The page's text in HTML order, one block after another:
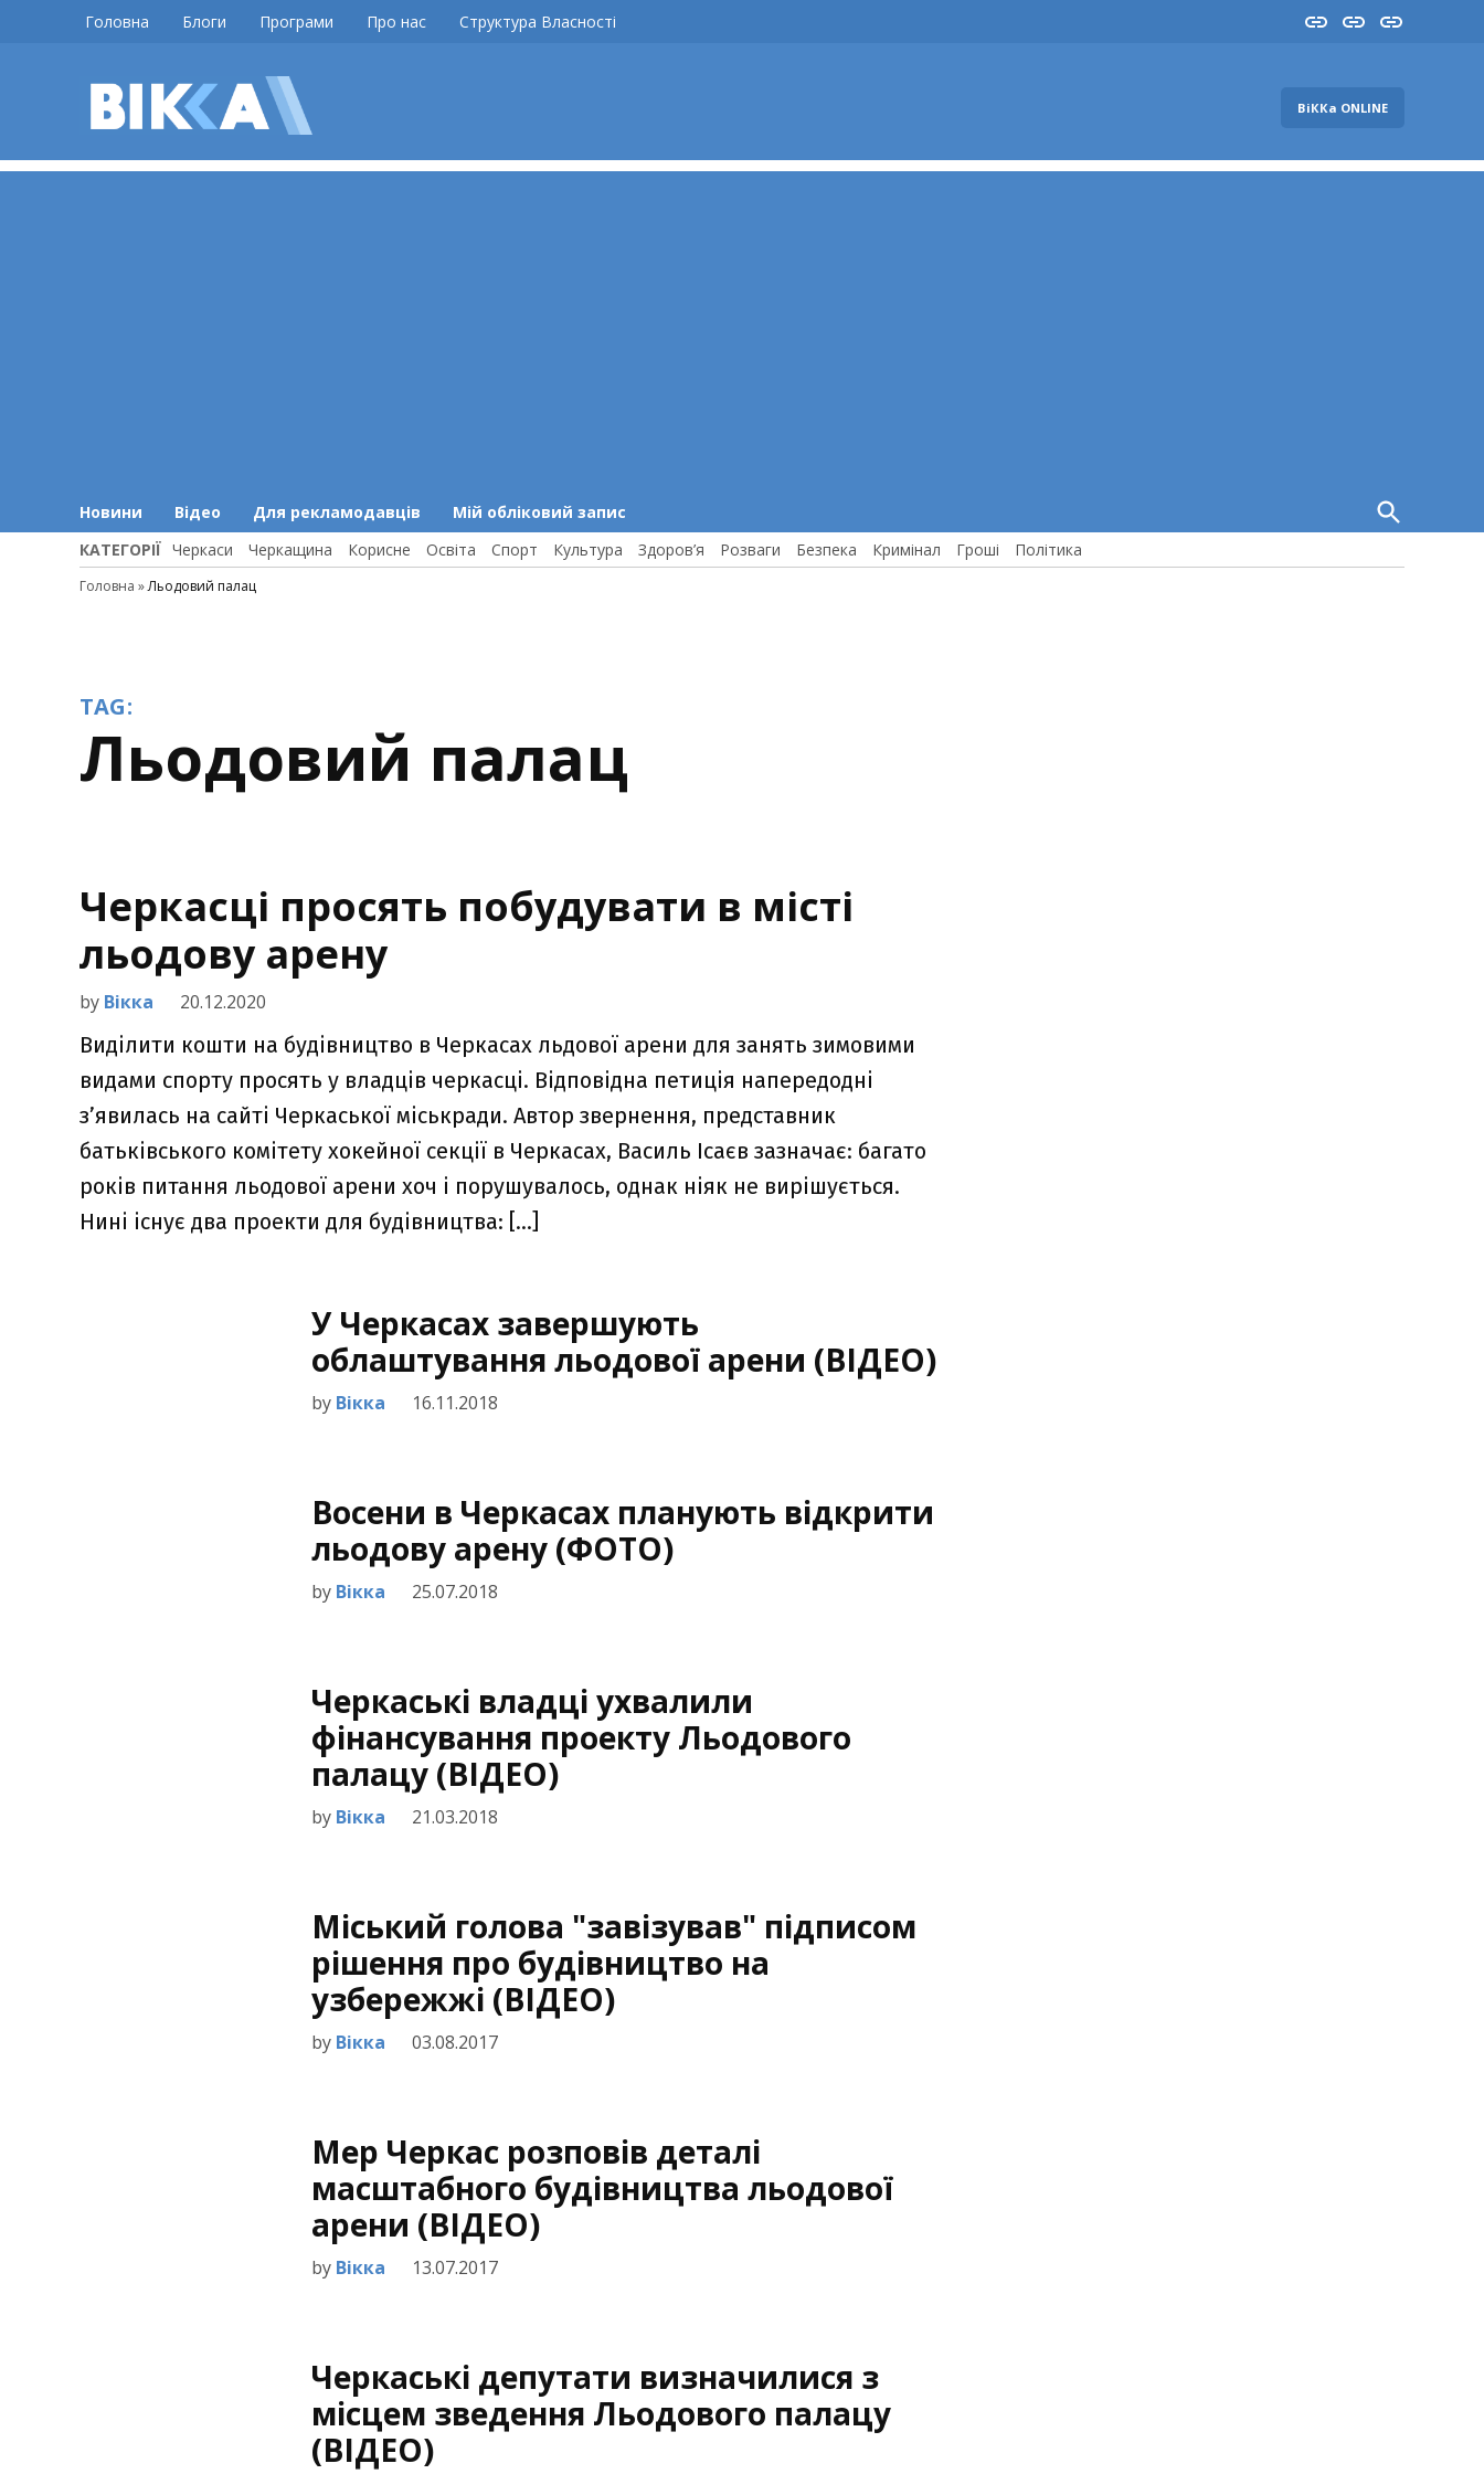
Головна Блоги Програми Про нас Структура Власності InstaYouTube
FB
ВіККа ONLINE
Новини Відео Для рекламодавців Мій обліковий запис
Open
Search
КАТЕГОРІЇ Черкаси Черкащина Корисне Освіта Спорт Культура Здоров’я Розваги Безпека Кримінал Гроші Політика
Головна »Льодовий палац
TAG:
Льодовий палац
Черкасці просять побудувати в місті
льодову арену
by Вікка 20.12.2020
Виділити кошти на будівництво в Черкасах льдової арени для занять зимовими
видами спорту просять у владців черкасці. Відповідна петиція напередодні
з’явилась на сайті Черкаської міськради. Автор звернення, представник
батьківського комітету хокейної секції в Черкасах, Василь Ісаєв зазначає: багато
років питання льодової арени хоч і порушувалось, однак ніяк не вирішується.
Нині існує два проекти для будівництва: […]
У Черкасах завершують
облаштування льодової арени (ВІДЕО)
by Вікка 16.11.2018
Восени в Черкасах планують відкрити
льодову арену (ФОТО)
by Вікка 25.07.2018
Черкаські владці ухвалили
фінансування проекту Льодового
палацу (ВІДЕО)
by Вікка 21.03.2018
Міський голова "завізував" підписом
рішення про будівництво на
узбережжі (ВІДЕО)
by Вікка 03.08.2017
Мер Черкас розповів деталі
масштабного будівництва льодової
арени (ВІДЕО)
by Вікка 13.07.2017
Черкаські депутати визначилися з
місцем зведення Льодового палацу
(ВІДЕО)